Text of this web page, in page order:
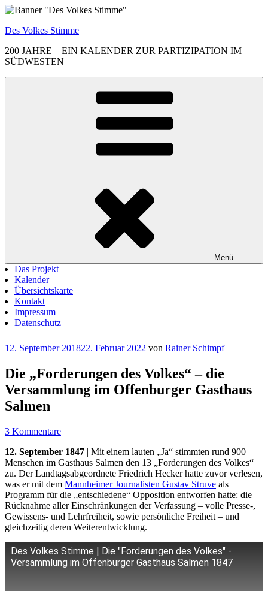
Zum
springen
Des Volkes Stimme
200 JAHRE – EIN KALENDER ZUR PARTIZIPATION IM
SÜDWESTEN
Menü
Das Projekt
Kalender
Übersichtskarte
Kontakt
Impressum
Datenschutz
Veröffentlicht
12. September 201822. Februar 2022 von Rainer Schimpf
Die „Forderungen des Volkes“ – die
Versammlung im Offenburger Gasthaus
Salmen
3 Kommentare
12. September 1847 | Mit einem lauten „Ja“ stimmten rund 900
Menschen im Gasthaus Salmen den 13 „Forderungen des Volkes“
zu. Der Landtagsabgeordnete Friedrich Hecker hatte zuvor verlesen,
was er mit dem Mannheimer Journalisten Gustav Struve als
Programm für die „entschiedene“ Opposition entworfen hatte: die
Rücknahme aller Einschränkungen der Verfassung – volle Presse-,
Gewissens- und Lehrfreiheit, sowie persönliche Freiheit – und
gleichzeitig deren Weiterentwicklung.
Des Volkes Stimme | Die "Forderungen des Volkes" -
Versammlung im Offenburger Gasthaus Salmen 1847